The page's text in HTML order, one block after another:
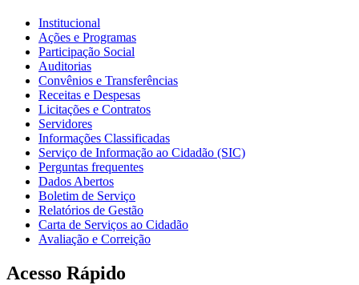
Institucional
Ações e Programas
Participação Social
Auditorias
Convênios e Transferências
Receitas e Despesas
Licitações e Contratos
Servidores
Informações Classificadas
Serviço de Informação ao Cidadão (SIC)
Perguntas frequentes
Dados Abertos
Boletim de Serviço
Relatórios de Gestão
Carta de Serviços ao Cidadão
Avaliação e Correição
Acesso Rápido